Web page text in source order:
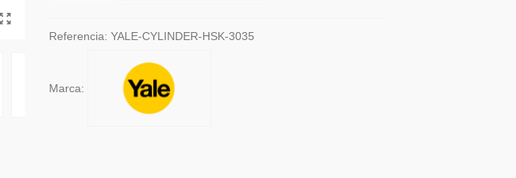
Referencia: YALE-CYLINDER-HSK-3035
Marca: